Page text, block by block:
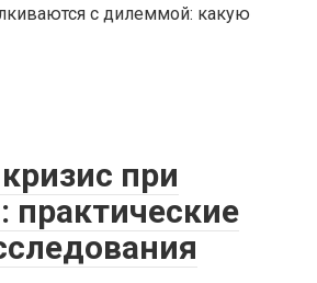
с дилеммой: какую
при
практические